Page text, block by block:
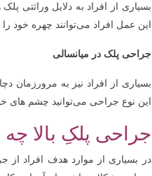
بسیاری از افراد به دلایل وراثتی
این عمل افراد می‌توانند چهره خود
جراحی پلک در میانسالی
بسیاری از افراد نیز به مرورزمان
این نوع جراحی می‌توانید چشم های
جراحی پلکِ بالا
در بسیاری از موارد هدف افراد از